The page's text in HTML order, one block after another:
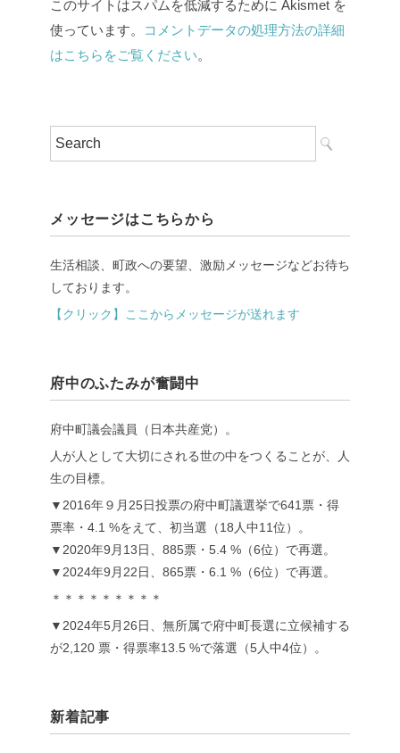
このサイトはスパムを低減するために Akismet を
使っています。
コメントデータの処理方法の詳細
はこちらをご覧ください。
メッセージはこちらから
生活相談、町政への要望、激励メッセージなどお待ち
しております。
【クリック】ここからメッセージが送れます
府中のふたみが奮闘中
府中町議会議員（日本共産党）。
人が人として大切にされる世の中をつくることが、人
生の目標。
▼2016年９月25日投票の府中町議選挙で641票・得
票率・4.1 %をえて、初当選（18人中11位）。
▼2020年9月13日、885票・5.4 %（6位）で再選。
▼2024年9月22日、865票・6.1 %（6位）で再選。
＊＊＊＊＊＊＊＊＊
▼2024年5月26日、無所属で府中町長選に立候補する
が2,120 票・得票率13.5 %で落選（5人中4位）。
新着記事